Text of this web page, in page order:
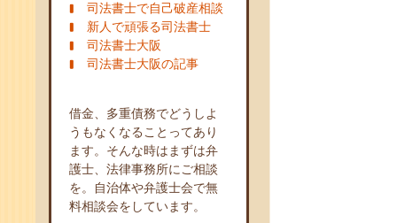
司法書士で自己破産相談
新人で頑張る司法書士
司法書士大阪
司法書士大阪の記事
借金、多重債務でどうしよ
うもなくなることってあり
ます。そんな時はまずは弁
護士、法律事務所にご相談
を。自治体や弁護士会で無
料相談会をしています。